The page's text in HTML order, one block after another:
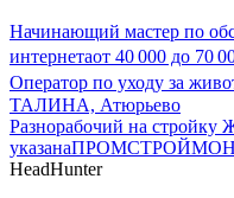
Начинающий мастер по
интернетаот 40 000 до 70
Оператор по уходу за
ТАЛИНА, Атюрьево
Разнорабочий на
указана
HeadHunter